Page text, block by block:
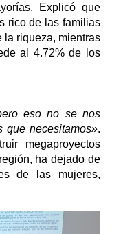
Explicó que
rico de las familias
la riqueza, mientras
al 4.72% de los
eso no se nos
que necesitamos».
megaproyectos
ha dejado de
de las mujeres,